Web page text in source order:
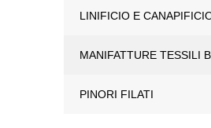
LINIFICIO E
MANIFATTURE TESSILI
PINORI FILATI